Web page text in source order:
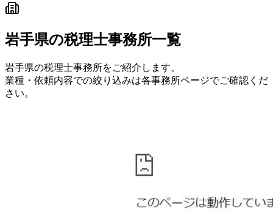
岩手県の税理士事務所一覧
岩手県の税理士事務所をご紹介します。
業種・依頼内容での絞り込みは各事務所ページでご確認くだ
さい。